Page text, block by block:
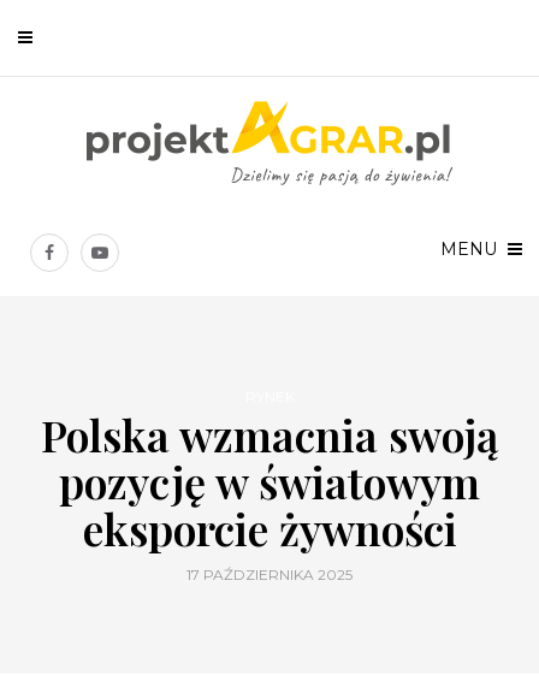
MENU
Polska wzmacnia swoją
pozycję w światowym
eksporcie żywności
17 PAŹDZIERNIKA 2025
Chcesz być na bieżąco? Zostaw swój e-mail, a raz w tygodniu
prześlemy Ci nasze najlepsze artykuły!
Twoje dane osobowe będą przetwarzane zgodnie zPolityką prywatności.